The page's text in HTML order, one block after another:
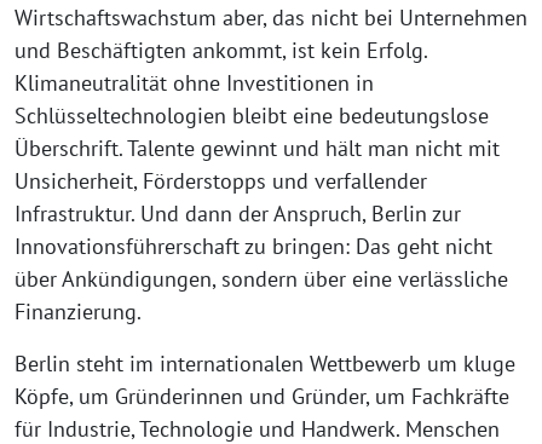
Wirtschaftswachstum aber, das nicht bei Unternehmen
und Beschäftigten ankommt, ist kein Erfolg.
Klimaneutralität ohne Investitionen in
Schlüsseltechnologien bleibt eine bedeutungslose
Überschrift. Talente gewinnt und hält man nicht mit
Unsicherheit, Förderstopps und verfallender
Infrastruktur. Und dann der Anspruch, Berlin zur
Innovationsführerschaft zu bringen: Das geht nicht
über Ankündigungen, sondern über eine verlässliche
Finanzierung.
Berlin steht im internationalen Wettbewerb um kluge
Köpfe, um Gründerinnen und Gründer, um Fachkräfte
für Industrie, Technologie und Handwerk. Menschen